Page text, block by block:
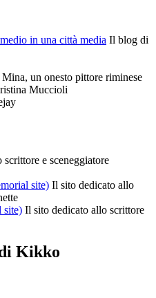
in una città media Il blog di
un onesto pittore riminese
Muccioli
e sceneggiatore
site) Il sito dedicato allo
site) Il sito dedicato allo scrittore
Kikko